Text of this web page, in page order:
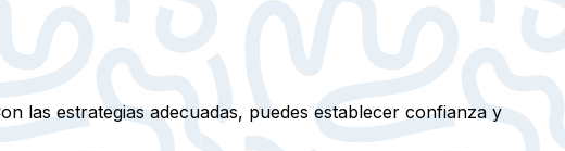
las estrategias adecuadas, puedes establecer confianza y